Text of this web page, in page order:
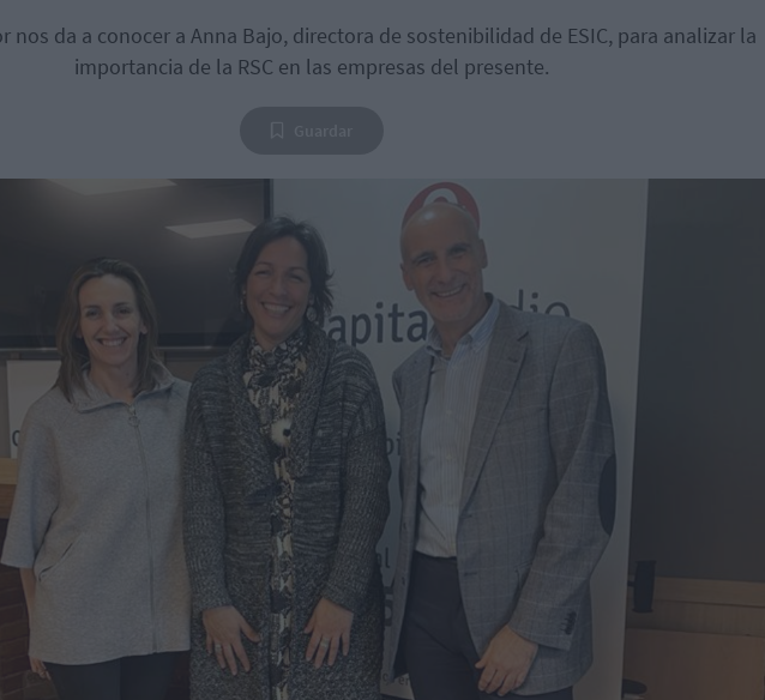
nos da a conocer a Anna Bajo, directora de sostenibilidad de ESIC, para analizar la
importancia de la RSC en las empresas del presente.